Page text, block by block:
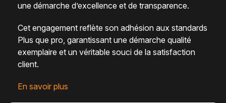
une démarche d’excellence et de transparence.
Cet engagement reflète son adhésion aux standards
Plus que pro, garantissant une démarche qualité
exemplaire et un véritable souci de la satisfaction
client.
En savoir plus